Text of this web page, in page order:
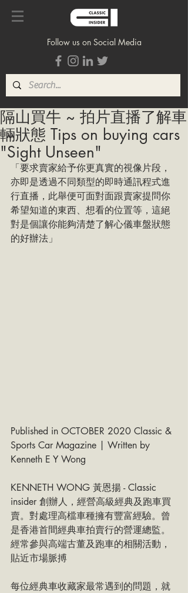
Follow us on Social Media
隔山買牛 ~ 拍片直播了解車
輛狀態 Tips on buying cars
"Sight Unseen"
「要求賣家給予你更真實的視像片段，
亦即是透過不同類型的即時通訊程式進
行直播，此舉便可面對面跟賣家提問你
希望知道的東西、想看的位置等，這絕
對是個讓你能夠清楚了解心儀車盤狀態
的好辦法」
Published in OCTOBER 2020 Classic &
Sports Car Magazine | Written by
Kenneth E Y Wong
KENNETH WONG 黃恩揚 - Classic
insider 創辦人，經營高級經典及跑車買
賣。對處理高檔車種擁有豐富經驗。曾
是香港首間經典車拍賣行的營運總監。
經常參與高端古董及跑車的相關活動，
貼近市場脈搏
每位經典車收藏家最常遇到的問題，就